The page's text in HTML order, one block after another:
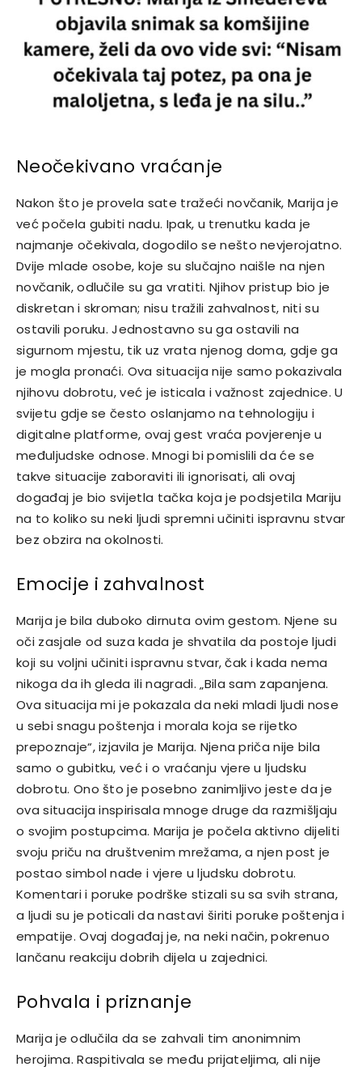
Neočekivano vraćanje
Nakon što je provela sate tražeći novčanik, Marija je
već počela gubiti nadu. Ipak, u trenutku kada je
najmanje očekivala, dogodilo se nešto nevjerojatno.
Dvije mlade osobe, koje su slučajno naišle na njen
novčanik, odlučile su ga vratiti. Njihov pristup bio je
diskretan i skroman; nisu tražili zahvalnost, niti su
ostavili poruku. Jednostavno su ga ostavili na
sigurnom mjestu, tik uz vrata njenog doma, gdje ga
je mogla pronaći. Ova situacija nije samo pokazivala
njihovu dobrotu, već je isticala i važnost zajednice. U
svijetu gdje se često oslanjamo na tehnologiju i
digitalne platforme, ovaj gest vraća povjerenje u
međuljudske odnose. Mnogi bi pomislili da će se
takve situacije zaboraviti ili ignorisati, ali ovaj
događaj je bio svijetla tačka koja je podsjetila Mariju
na to koliko su neki ljudi spremni učiniti ispravnu stvar
bez obzira na okolnosti.
Emocije i zahvalnost
Marija je bila duboko dirnuta ovim gestom. Njene su
oči zasjale od suza kada je shvatila da postoje ljudi
koji su voljni učiniti ispravnu stvar, čak i kada nema
nikoga da ih gleda ili nagradi. „Bila sam zapanjena.
Ova situacija mi je pokazala da neki mladi ljudi nose
u sebi snagu poštenja i morala koja se rijetko
prepoznaje“, izjavila je Marija. Njena priča nije bila
samo o gubitku, već i o vraćanju vjere u ljudsku
dobrotu. Ono što je posebno zanimljivo jeste da je
ova situacija inspirisala mnoge druge da razmišljaju
o svojim postupcima. Marija je počela aktivno dijeliti
svoju priču na društvenim mrežama, a njen post je
postao simbol nade i vjere u ljudsku dobrotu.
Komentari i poruke podrške stizali su sa svih strana,
a ljudi su je poticali da nastavi širiti poruke poštenja i
empatije. Ovaj događaj je, na neki način, pokrenuo
lančanu reakciju dobrih dijela u zajednici.
Pohvala i priznanje
Marija je odlučila da se zahvali tim anonimnim
herojima. Raspitivala se među prijateljima, ali nije